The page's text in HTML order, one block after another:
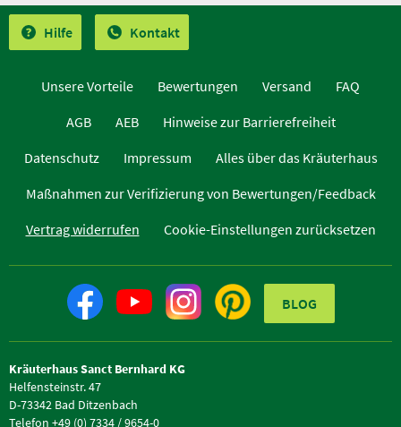
Hilfe Kontakt
Unsere Vorteile Bewertungen Versand
FAQ
AGB
AEB
Hinweise zur Barrierefreiheit
Datenschutz
Impressum
Alles über das Kräuterhaus
Maßnahmen zur Verifizierung von Bewertungen/Feedback
Vertrag widerrufen
Cookie-Einstellungen zurücksetzen
BLOG
Kräuterhaus Sanct Bernhard KG
Helfensteinstr. 47
D-73342 Bad Ditzenbach
Telefon +49 (0) 7334 / 9654-0